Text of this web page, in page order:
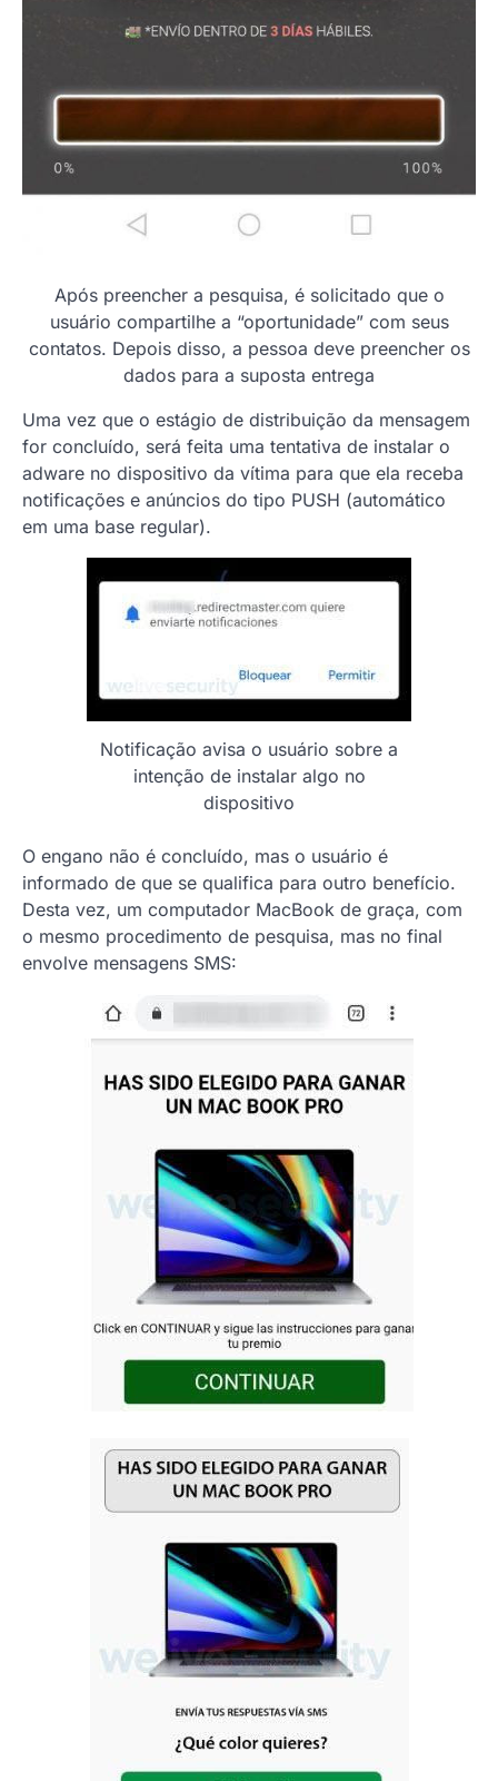
Após preencher a pesquisa, é solicitado que o
usuário compartilhe a “oportunidade” com seus
contatos. Depois disso, a pessoa deve preencher os
dados para a suposta entrega
Uma vez que o estágio de distribuição da mensagem
for concluído, será feita uma tentativa de instalar o
adware no dispositivo da vítima para que ela receba
notificações e anúncios do tipo PUSH (automático
em uma base regular).
Notificação avisa o usuário sobre a
intenção de instalar algo no
dispositivo
O engano não é concluído, mas o usuário é
informado de que se qualifica para outro benefício.
Desta vez, um computador MacBook de graça, com
o mesmo procedimento de pesquisa, mas no final
envolve mensagens SMS: